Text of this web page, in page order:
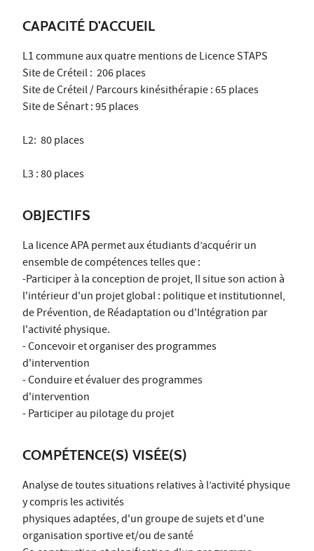
CAPACITÉ D'ACCUEIL
L1 commune aux quatre mentions de Licence STAPS
Site de Créteil : 206 places
Site de Créteil / Parcours kinésithérapie : 65 places
Site de Sénart : 95 places
L2: 80 places
L3 : 80 places
OBJECTIFS
La licence APA permet aux étudiants d’acquérir un
ensemble de compétences telles que :
-Participer à la conception de projet, Il situe son action à
l'intérieur d'un projet global : politique et institutionnel,
de Prévention, de Réadaptation ou d'Intégration par
l'activité physique.
- Concevoir et organiser des programmes
d'intervention
- Conduire et évaluer des programmes
d'intervention
- Participer au pilotage du projet
COMPÉTENCE(S) VISÉE(S)
Analyse de toutes situations relatives à l’activité physique
y compris les activités
physiques adaptées, d'un groupe de sujets et d'une
organisation sportive et/ou de santé